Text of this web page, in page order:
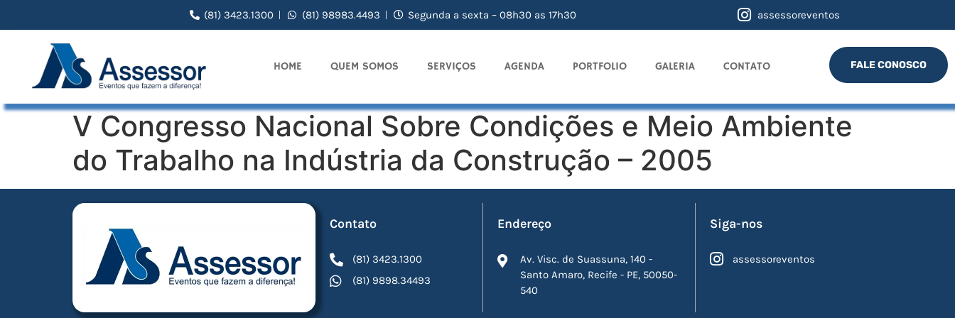
(81) 3423.1300 (81) 98983.4493 Segunda a sexta – 08h30 as 17h30 assessoreventos
HOME QUEM SOMOS SERVIÇOS AGENDA PORTFOLIO GALERIA CONTATO FALE CONOSCO
V Congresso Nacional Sobre Condições e Meio Ambiente
do Trabalho na Indústria da Construção – 2005
Contato
(81) 3423.1300
(81) 9898.34493
Endereço
Av. Visc. de Suassuna, 140 -
Santo Amaro, Recife - PE, 50050-
540
Siga-nos
assessoreventos